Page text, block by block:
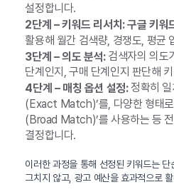
설정합니다.
2단계 – 키워드 리서치:구글 키워
활용해 월간 검색량, 경쟁도, 평균
3단계 – 의도 분석:검색자의 의도
단계인지, 구매 단계인지 판단해
4단계 – 매칭 옵션 설정:정확히 일
(Exact Match)’를, 다양한 형태로
(Broad Match)’를 사용하는 등
결정합니다.
이러한 과정을 통해 선정된 키워드는 단
그치지 않고, 광고 예산을 효과적으로